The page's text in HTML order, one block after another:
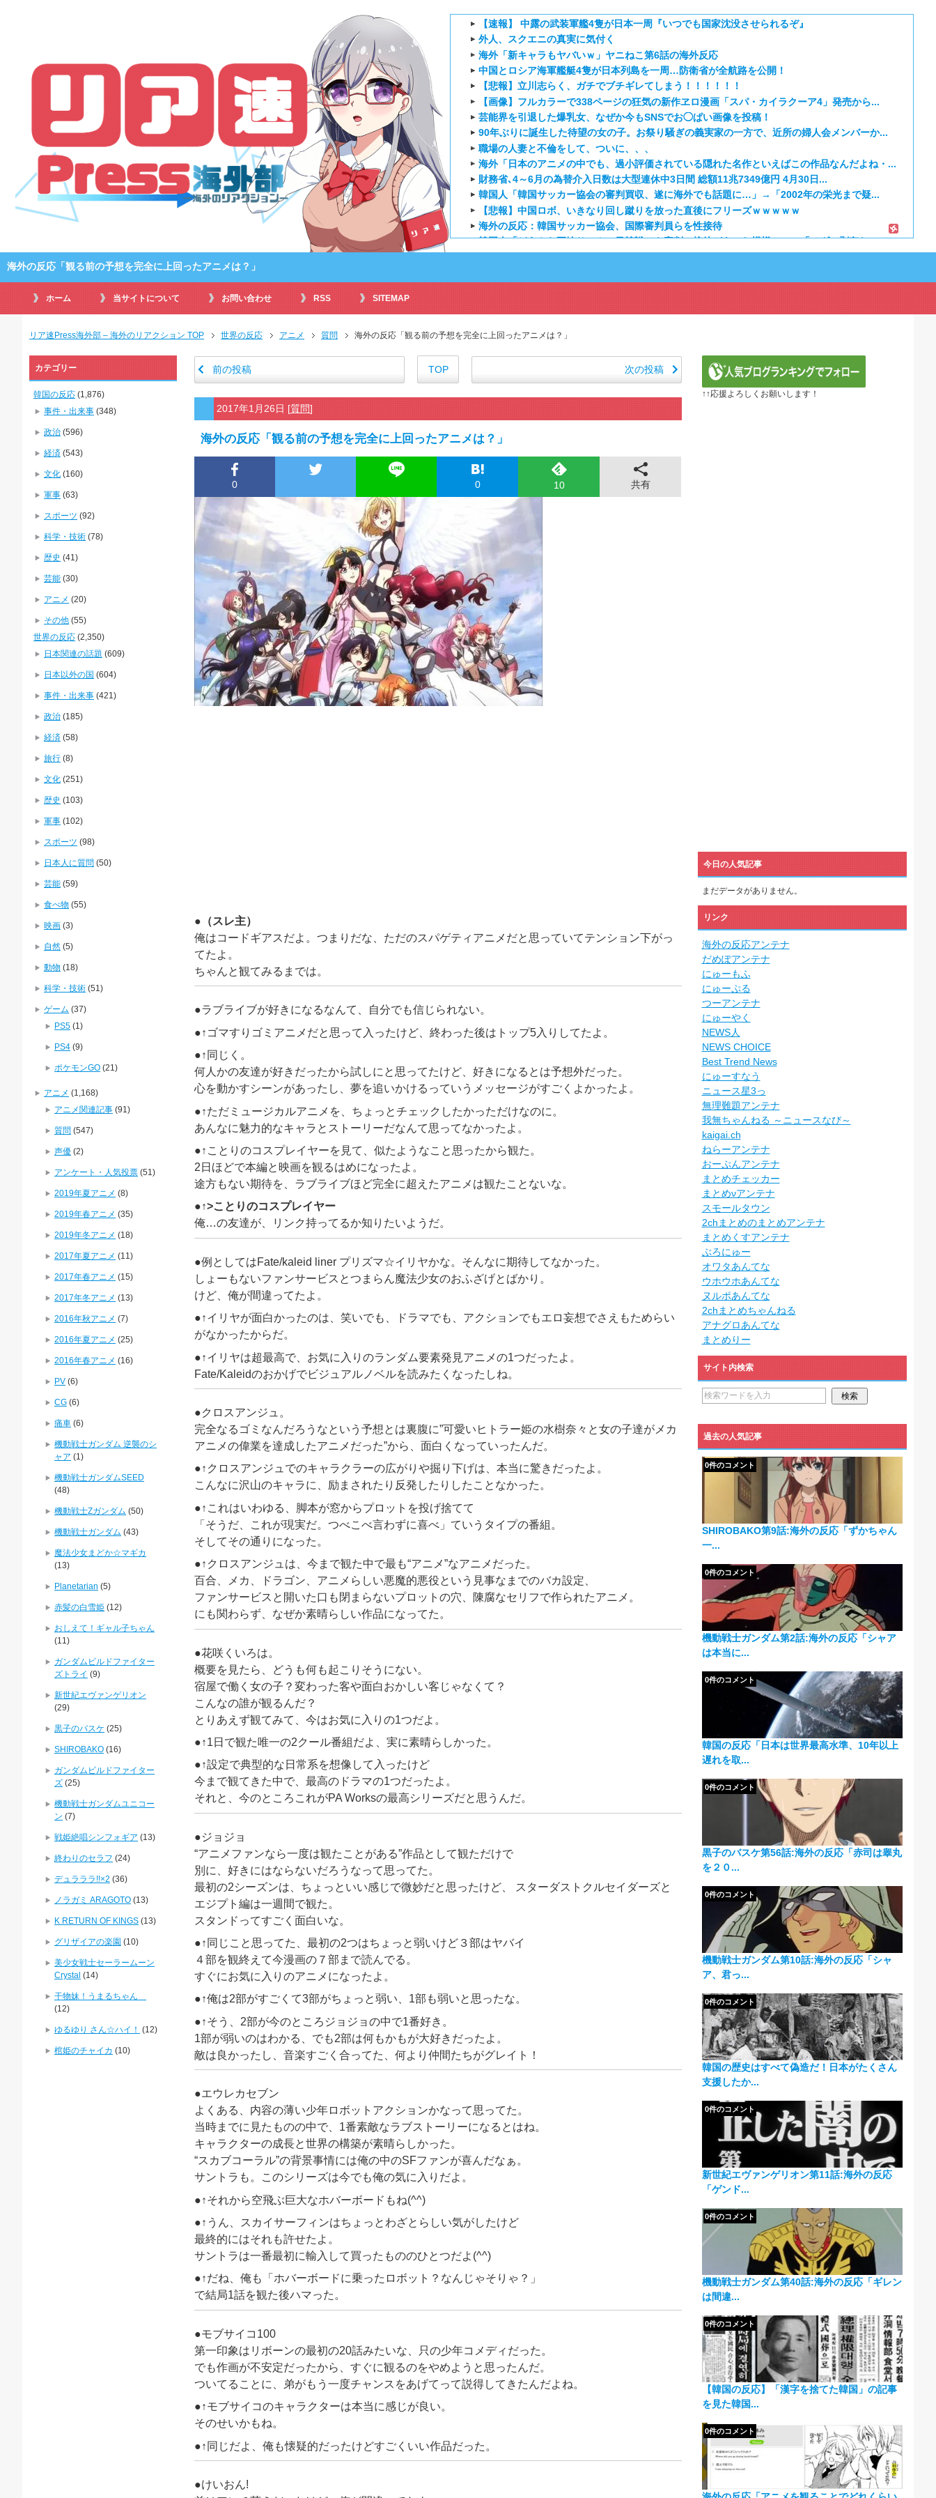
【速報】 中露の武装軍艦4隻が日本一周『いつでも国家沈没させられるぞ』
外人、スクエニの真実に気付く
海外「新キャラもヤバいｗ」ヤニねこ第6話の海外反応
中国とロシア海軍艦艇4隻が日本列島を一周…防衛省が全航路を公開！
【悲報】立川志らく、ガチでブチギレてしまう！！！！！！
【画像】フルカラーで338ページの狂気の新作ヱロ漫画「スパ・カイラクーア4」発売から...
芸能界を引退した爆乳女、なぜか今もSNSでお◯ぱい画像を投稿！
90年ぶりに誕生した待望の女の子。お祭り騒ぎの義実家の一方で、近所の婦人会メンバーか...
職場の人妻と不倫をして、ついに、、、
海外「日本のアニメの中でも、過小評価されている隠れた名作といえばこの作品なんだよね・...
財務省､4～6月の為替介入日数は大型連休中3日間 総額11兆7349億円 4月30日...
韓国人「韓国サッカー協会の審判買収、遂に海外でも話題に…」→「2002年の栄光まで疑...
【悲報】中国ロボ、いきなり回し蹴りを放った直後にフリーズｗｗｗｗｗ
海外の反応：韓国サッカー協会、国際審判員らを性接待
韓国人「どうやら五輪サッカー日韓戦でも審判の接待があった模様…」→「メダル剥奪なので...
外国人「ひどい奴なのに視聴者から愛される日本のアニメキャラがこちら」（海外の反応）
海外「お堅いうちの家族に見せるべき日本アニメはなんだろう？」
海外の反応【HUNTER×HUNTER】第416話感想「おいおい、文字が少なくてスッ...
海外「伏線回収凄すぎ…」アニメ『黄泉のツガイ』第17話 海外反応
海外「今期のダークホース」2026年夏アニメ海外人気ランキング（4週目）
【朗報】齋藤飛鳥、前屈みで完全に見えてる動画が拡散されてしまう…
155cm55kgの女性の食事より243cm120kgのダチョウの食事の方がヘルシー...
舌を絡ませて、唾液交換して── ちゅっちゅしながらの濃厚エッ画像♪
舌を絡ませて、唾液交換して── ちゅっちゅしながらの濃厚エッ画像♪
すまん熊本やがコンビニに食品も水もない
【戦争は話し合いで解決】と主張していたひろゆきさん ゆたぼんにとどめを刺されるｗｗｗ
海外「日本よ、お前がナンバーワンだ」 熊本地震直後の日本の対応のスピードに世界が衝撃
正直ザ・ビートルズって過大評価されすぎじゃねないか？
まとめチェッカーは閉鎖しました。RSSの解除をお願いします。
まとめチェッカーは閉鎖しました。RSSの解除をお願いします。
ハードオフに売っていた4万4000円のフィギュアがヤバすぎるｗｗｗｗｗｗ「こんな高い...
【閲覧注意】俺が近くにいると機械が壊れるんだけどさ
海外の反応「観る前の予想を完全に上回ったアニメは？」
ホーム 当サイトについて お問い合わせ RSS SITEMAP
リア速Press海外部 – 海外のリアクション TOP 世界の反応 アニメ 質問 海外の反応「観る前の予想を完全に上回ったアニメは？」
前の投稿 TOP 次の投稿
2017年1月26日 [質問]
海外の反応「観る前の予想を完全に上回ったアニメは？」
0 0 10 共有
●（スレ主）
俺はコードギアスだよ。つまりだな、ただのスパゲティアニメだと思っていてテンション下がっ
てたよ。
ちゃんと観てみるまでは。
●ラブライブが好きになるなんて、自分でも信じられない。
●↑ゴマすりゴミアニメだと思って入ったけど、終わった後はトップ5入りしてたよ。
●↑同じく。
何人かの友達が好きだったから試しにと思ってたけど、好きになるとは予想外だった。
心を動かすシーンがあったし、夢を追いかけるっていうメッセージがすごくよかったよ。
●↑ただミュージカルアニメを、ちょっとチェックしたかっただけなのに。
あんなに魅力的なキャラとストーリーだなんて思ってなかったよ。
●↑ことりのコスプレイヤーを見て、似たようなこと思ったから観た。
2日ほどで本編と映画を観るはめになったよ。
途方もない期待を、ラブライブほど完全に超えたアニメは観たことないな。
●↑>ことりのコスプレイヤー
俺…の友達が、リンク持ってるか知りたいようだ。
●例としてはFate/kaleid liner プリズマ☆イリヤかな。そんなに期待してなかった。
しょーもないファンサービスとつまらん魔法少女のおふざげとばかり。
けど、俺が間違ってたよ。
●↑イリヤが面白かったのは、笑いでも、ドラマでも、アクションでもエロ妄想でさえもためらい
がなかったからだ。
●↑イリヤは超最高で、お気に入りのランダム要素発見アニメの1つだったよ。
Fate/Kaleidのおかげでビジュアルノベルを読みたくなったしね。
●クロスアンジュ。
完全なるゴミなんだろうなという予想とは裏腹に”可愛いヒトラー姫の水樹奈々と女の子達がメカ
アニメの偉業を達成したアニメだった”から、面白くなっていったんだ。
●↑クロスアンジュでのキャラクラーの広がりや掘り下げは、本当に驚きだったよ。
こんなに沢山のキャラに、励まされたり反発したりしたことなかった。
●↑これはいわゆる、脚本が窓からプロットを投げ捨てて
「そうだ、これが現実だ。つべこべ言わずに喜べ」ていうタイプの番組。
そしてその通りになった。
●↑クロスアンジュは、今まで観た中で最も“アニメ”なアニメだった。
百合、メカ、ドラゴン、アニメらしい悪魔的悪役という見事なまでのバカ設定、
ファンサービスと開いた口も閉まらないプロットの穴、陳腐なセリフで作られたアニメ。
にも関わらず、なぜか素晴らしい作品になってた。
●花咲くいろは。
概要を見たら、どうも何も起こりそうにない。
宿屋で働く女の子？変わった客や面白おかしい客じゃなくて？
こんなの誰が観るんだ？
とりあえず観てみて、今はお気に入りの1つだよ。
●↑1日で観た唯一の2クール番組だよ、実に素晴らしかった。
●↑設定で典型的な日常系を想像して入ったけど
今まで観てきた中で、最高のドラマの1つだったよ。
それと、今のところこれがPA Worksの最高シリーズだと思うんだ。
●ジョジョ
“アニメファンなら一度は観たことがある”作品として観ただけで
別に、好きにはならないだろうなって思ってた。
最初の2シーズンは、ちょっといい感じで微妙だと思ったけど、
スターダストクルセイダーズと
エジプト編は一週間で観た。
スタンドってすごく面白いな。
●↑同じこと思ってた、最初の2つはちょっと弱いけど３部はヤバイ
４部を観終えて今漫画の７部まで読んでる。
すぐにお気に入りのアニメになったよ。
●↑俺は2部がすごくて3部がちょっと弱い、1部も弱いと思ったな。
●↑そう、2部が今のところジョジョの中で1番好き。
1部が弱いのはわかる、でも2部は何もかもが大好きだったよ。
敵は良かったし、音楽すごく合ってた、何より仲間たちがグレイト！
●エウレカセブン
よくある、内容の薄い少年ロボットアクションかなって思ってた。
当時までに見たものの中で、1番素敵なラブストーリーになるとはね。
キャラクターの成長と世界の構築が素晴らしかった。
“スカブコーラル”の背景事情には俺の中のSFファンが喜んだなぁ。
サントラも。このシリーズは今でも俺の気に入りだよ。
●↑それから空飛ぶ巨大なホバーボードもね(^^)
●↑うん、スカイサーフィンはちょっとわざとらしい気がしたけど
最終的にはそれも許せたよ。
サントラは一番最初に輸入して買ったもののひとつだよ(^^)
●↑だね、俺も「ホバーボードに乗ったロボット？なんじゃそりゃ？」
で結局1話を観た後ハマった。
●モブサイコ100
第一印象はリボーンの最初の20話みたいな、只の少年コメディだった。
でも作画が不安定だったから、すぐに観るのをやめようと思ったんだ。
ついてることに、弟がもう一度チャンスをあげてって説得してきたんだよね。
●↑モブサイコのキャラクターは本当に感じが良い。
そのせいかもね。
●↑同じだよ、俺も懐疑的だったけどすごくいい作品だった。
●けいおん!
カテゴリー
韓国の反応 (1,876)
事件・出来事 (348)
政治 (596)
経済 (543)
文化 (160)
軍事 (63)
スポーツ (92)
科学・技術 (78)
歴史 (41)
芸能 (30)
アニメ (20)
その他 (55)
世界の反応 (2,350)
日本関連の話題 (609)
日本以外の国 (604)
事件・出来事 (421)
政治 (185)
経済 (58)
旅行 (8)
文化 (251)
歴史 (103)
軍事 (102)
スポーツ (98)
日本人に質問 (50)
芸能 (59)
食べ物 (55)
映画 (3)
自然 (5)
動物 (18)
科学・技術 (51)
ゲーム (37)
PS5 (1)
PS4 (9)
ポケモンGO (21)
アニメ (1,168)
アニメ関連記事 (91)
質問 (547)
声優 (2)
アンケート・人気投票 (51)
2019年夏アニメ (8)
2019年春アニメ (35)
2019年冬アニメ (18)
2017年夏アニメ (11)
2017年春アニメ (15)
2017年冬アニメ (13)
2016年秋アニメ (7)
2016年夏アニメ (25)
2016年春アニメ (16)
PV (6)
CG (6)
痛車 (6)
機動戦士ガンダム 逆襲のシ
ャア (1)
機動戦士ガンダムSEED
(48)
機動戦士Zガンダム (50)
機動戦士ガンダム (43)
魔法少女まどか☆マギカ
(13)
Planetarian (5)
赤髪の白雪姫 (12)
おしえて！ギャル子ちゃん
(11)
ガンダムビルドファイター
ズトライ (9)
新世紀エヴァンゲリオン
(29)
黒子のバスケ (25)
SHIROBAKO (16)
ガンダムビルドファイター
ズ (25)
機動戦士ガンダムユニコー
ン (7)
戦姫絶唱シンフォギア (13)
終わりのセラフ (24)
デュラララ!!×2 (36)
ノラガミ ARAGOTO (13)
K RETURN OF KINGS (13)
グリザイアの楽園 (10)
美少女戦士セーラームーン
Crystal (14)
干物妹！うまるちゃん
(12)
ゆるゆり さん☆ハイ！ (12)
棺姫のチャイカ (10)
↑↑応援よろしくお願いします！
今日の人気記事
まだデータがありません。
リンク
海外の反応アンテナ
だめぽアンテナ
にゅーもふ
にゅーぷる
つーアンテナ
にゅーやく
NEWS人
NEWS CHOICE
Best Trend News
にゅーすなう
ニュース星3っ
無理難題アンテナ
我無ちゃんねる ～ニュースなび～
kaigai.ch
ねらーアンテナ
おーぷんアンテナ
まとめチェッカー
まとめνアンテナ
スモールタウン
2chまとめのまとめアンテナ
まとめくすアンテナ
ぶろにゅー
オワタあんてな
ウホウホあんてな
ヌルポあんてな
2chまとめちゃんねる
アナグロあんてな
まとめりー
サイト内検索
過去の人気記事
SHIROBAKO第9話:海外の反応「ずかちゃん
一...
0件のコメント
機動戦士ガンダム第2話:海外の反応「シャア
は本当に...
0件のコメント
韓国の反応「日本は世界最高水準、10年以上
遅れを取...
0件のコメント
黒子のバスケ第56話:海外の反応「赤司は睾丸
を２０...
0件のコメント
機動戦士ガンダム第10話:海外の反応「シャ
ア、君っ...
0件のコメント
韓国の歴史はすべて偽造だ！日本がたくさん
支援したか...
0件のコメント
新世紀エヴァンゲリオン第11話:海外の反応
「ゲンド...
0件のコメント
機動戦士ガンダム第40話:海外の反応「ギレン
は間違...
0件のコメント
【韓国の反応】「漢字を捨てた韓国」の記事
を見た韓国...
0件のコメント
0件のコメント